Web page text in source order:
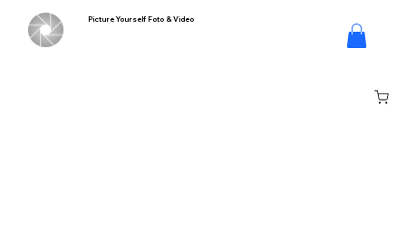
Inloggen
Picture Yourself Foto & Video